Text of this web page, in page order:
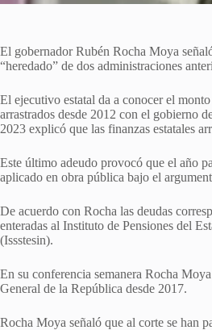
El gobernador Rubén Rocha Moya
“heredado” de dos administraciones
El ejecutivo estatal da a conocer el
arrastrados desde 2012 con el gobierno
2023 explicó que las finanzas estatales
Este último adeudo provocó que el año
aplicado en obra pública bajo el
De acuerdo con Rocha las deudas
enteradas al Instituto de Pensiones del
(Issstesin).
En su conferencia semanera Rocha
General de la República desde 2017.
Rocha Moya señaló que al corte se han